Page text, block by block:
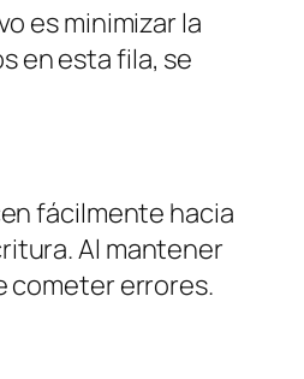
es minimizar la
en esta fila, se
fácilmente hacia
Al mantener
cometer errores.